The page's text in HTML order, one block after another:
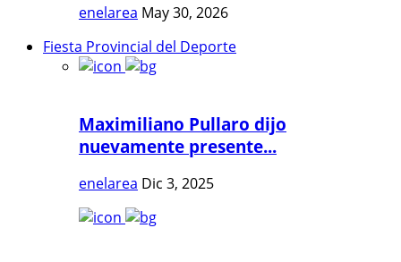
enelarea May 30, 2026
Fiesta Provincial del Deporte
Maximiliano Pullaro dijo
nuevamente presente...
enelarea Dic 3, 2025